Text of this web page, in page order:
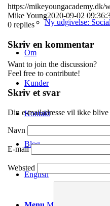
Ny udgivelse:
Om
Kunder
Kontakt
Blog
English
https://
Mike Young2020-09-02
0 replies
Skriv en kommentar
Want to join the discussion?
Feel free to contribute!
Skriv et svar
Din e-mailadresse vil ikke blive
Navn
E-mail
Websted